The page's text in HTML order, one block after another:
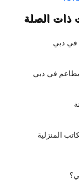
ذات الصلة
في دبي
المنزلية